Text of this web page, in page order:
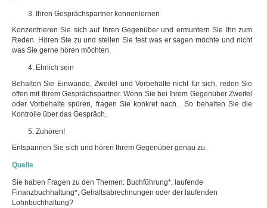
Ihren Gesprächspartner kennenlernen
Konzentrieren Sie sich auf Ihren Gegenüber und ermuntern Sie Ihn zum
Reden. Hören Sie zu und stellen Sie fest was er sagen möchte und nicht
was Sie gerne hören möchten.
Ehrlich sein
Behalten Sie Einwände, Zweifel und Vorbehalte nicht für sich, reden Sie
offen mit Ihrem Gesprächspartner. Wenn Sie bei Ihrem Gegenüber Zweifel
oder Vorbehalte spüren, fragen Sie konkret nach. So behalten Sie die
Kontrolle über das Gespräch.
Zuhören!
Entspannen Sie sich und hören Ihrem Gegenüber genau zu.
Quelle
Sie haben Fragen zu den Themen: Buchführung*, laufende
Finanzbuchhaltung*, Gehaltsabrechnungen oder der laufenden
Lohnbuchhaltung?